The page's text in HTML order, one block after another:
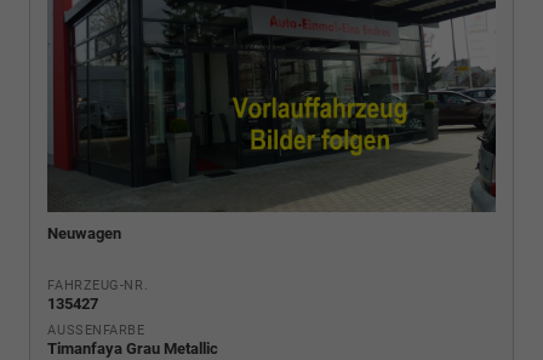
Neuwagen
FAHRZEUG-NR.
135427
AUSSENFARBE
Timanfaya Grau Metallic